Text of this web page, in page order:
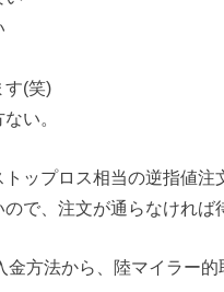
す(笑)
い。
ップロス相当の逆指値
で、注文が通らなければ
方法から、陸マイラー